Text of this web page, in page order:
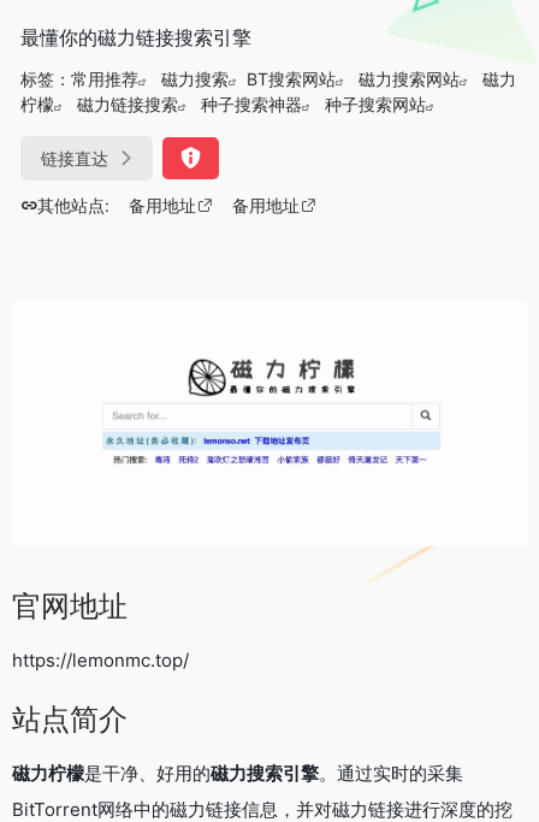
最懂你的磁力链接搜索引擎
标签： 常用推荐 磁力搜索 BT搜索网站 磁力搜索网站
磁力
柠檬
磁力链接搜索 种子搜索神器 种子搜索网站
链接直达
其他站点: 备用地址 备用地址
官网地址
https://lemonmc.top/
站点简介
磁力柠檬是干净、好用的磁力搜索引擎。通过实时的采集
BitTorrent网络中的磁力链接信息，并对磁力链接进行深度的挖